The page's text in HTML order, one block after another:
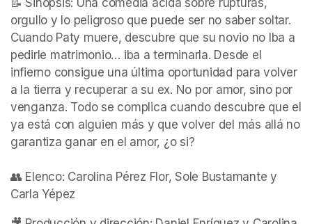
orgullo y lo peligroso que puede ser no saber soltar.
Cuando Paty muere, descubre que su novio no Iba a
pedirle matrimonio… iba a terminarla. Desde el
infierno consigue una última oportunidad para volver
a la tierra y recuperar a su ex. No por amor, sino por
venganza. Todo se complica cuando descubre que el
ya está con alguien más y que volver del más allá no
garantiza ganar en el amor, ¿o si?
👥 Elenco: Carolina Pérez Flor, Sole Bustamante y
Carla Yépez